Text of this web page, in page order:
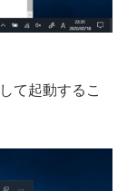
て起動するこ